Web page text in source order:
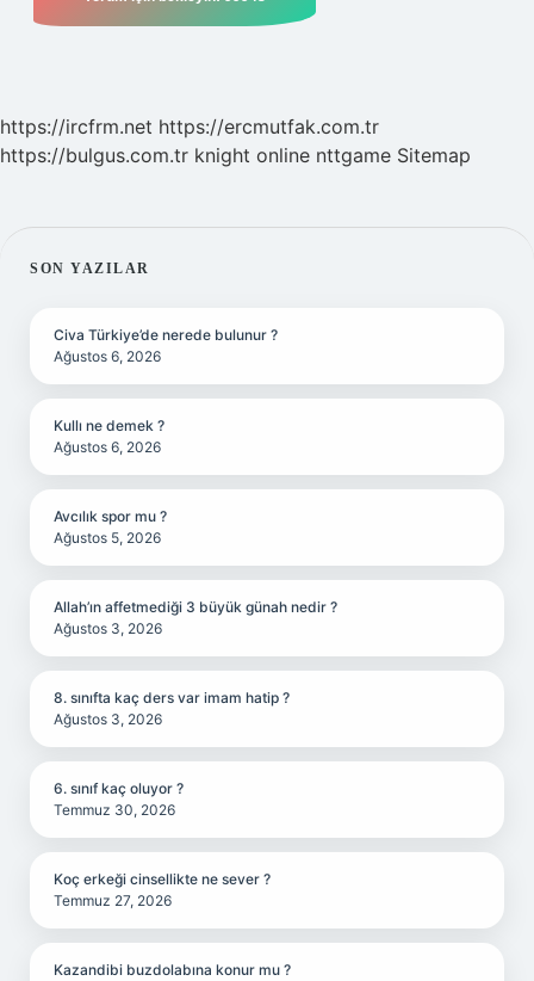
https://ircfrm.net https://ercmutfak.com.tr
https://bulgus.com.tr knight online nttgame Sitemap
SIDEBAR
SON YAZILAR
Civa Türkiye’de nerede bulunur ?
Ağustos 6, 2026
Kullı ne demek ?
Ağustos 6, 2026
Avcılık spor mu ?
Ağustos 5, 2026
Allah’ın affetmediği 3 büyük günah nedir ?
Ağustos 3, 2026
8. sınıfta kaç ders var imam hatip ?
Ağustos 3, 2026
6. sınıf kaç oluyor ?
Temmuz 30, 2026
Koç erkeği cinsellikte ne sever ?
Temmuz 27, 2026
Kazandibi buzdolabına konur mu ?